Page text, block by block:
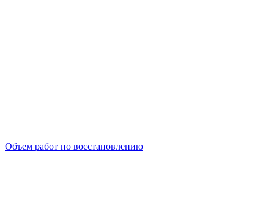
Объем работ по восстановлению